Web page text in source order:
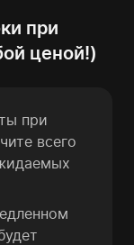
при
ценой!)
при
всего